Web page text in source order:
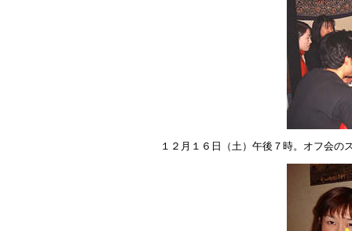
１２月１６日（土）午後７時。オフ会の